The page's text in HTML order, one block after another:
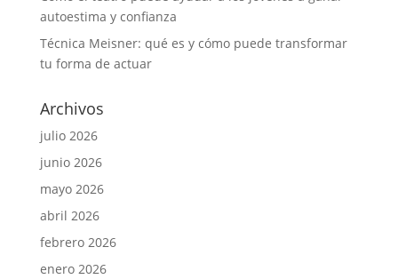
autoestima y confianza
Técnica Meisner: qué es y cómo puede transformar
tu forma de actuar
Archivos
julio 2026
junio 2026
mayo 2026
abril 2026
febrero 2026
enero 2026